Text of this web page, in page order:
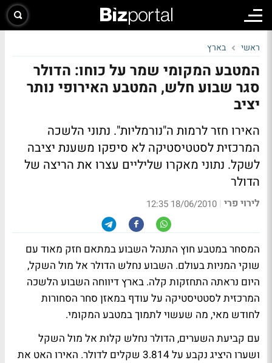
ראשי בארץ
המטבע המקומי שמר על כוחו: הדולר
סגר שבוע חלש, המטבע האירופי נותר
יציב
האירו חזר לרמות ה"נורמליות". נתוני הלשכה
המרכזית לסטטיסטיקה לא סיפקו משענת יציבה
לשקל. נתוני מאקרו שליליים עצרו את הריצה של
הדולר
לירוי פרי |
18/06/2010 12:35
המסחר במטבע חוץ התנהל השבוע במתאם חזק מאוד עם
שוקי המניות בעולם. השבוע נחלש הדולר אל מול השקל,
היום נראתה התחזקות קלה. בארץ דיווחה השבוע הלשכה
המרכזית לסטטיסטיקה על עודף במאזן סחר הסחורות
לחודש מאי, מה שעשוי לתמוך במטבע המקומי.
עם קביעת השערים, הדולר נחלש קלות אל מול השקל
ושערו היציג נקבע על 3.814 שקלים לדולר. האירו האט את